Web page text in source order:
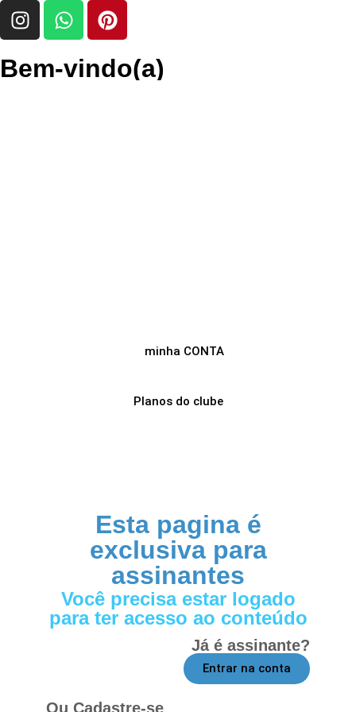
Bem-vindo(a)
minha CONTA
Planos do clube
Esta pagina é
exclusiva para
assinantes
Você precisa estar logado
para ter acesso ao conteúdo
Já é assinante?
Entrar na conta
Ou Cadastre-se